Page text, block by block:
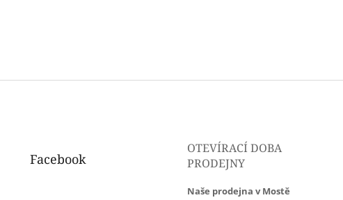
Facebook
OTEVÍRACÍ DOBA
PRODEJNY
Naše prodejna v Mostě